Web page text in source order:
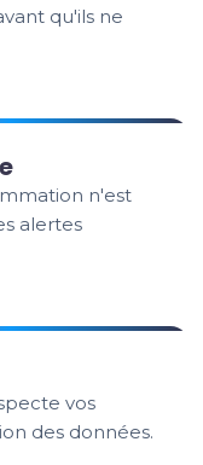
qu'ils ne
n'est
alertes
vos
des données.